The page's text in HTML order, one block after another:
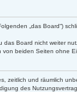
„das Board“)
Board nicht weiter
beiden Seiten ohne
zeitlich und räumlich
des